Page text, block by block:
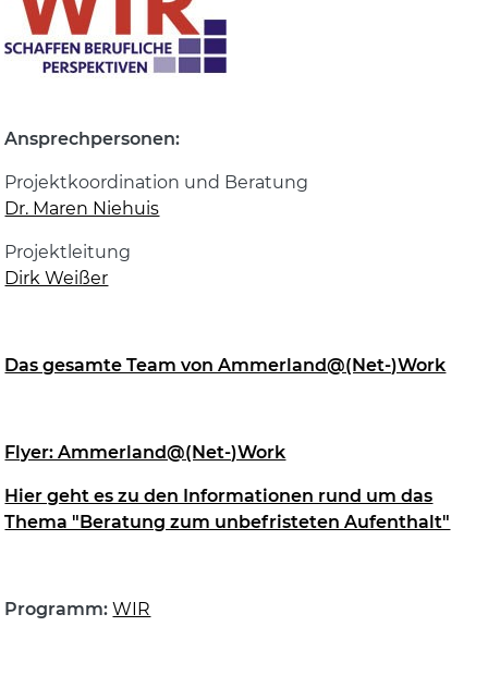
Ansprechpersonen:
Projektkoordination und Beratung
Dr. Maren Niehuis
Projektleitung
Dirk Weißer
Das gesamte Team von Ammerland@(Net-)Work
Flyer: Ammerland@(Net-)Work
Hier geht es zu den Informationen rund um das
Thema "Beratung zum unbefristeten Aufenthalt"
Programm:WIR